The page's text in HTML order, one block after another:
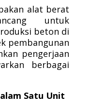
alat berat
untuk
beton di
pembangunan
pengerjaan
berbagai
Satu Unit